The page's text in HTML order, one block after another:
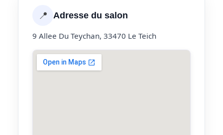
📍 Adresse du salon
9 Allee Du Teychan, 33470 Le Teich